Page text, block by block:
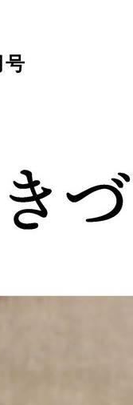
号